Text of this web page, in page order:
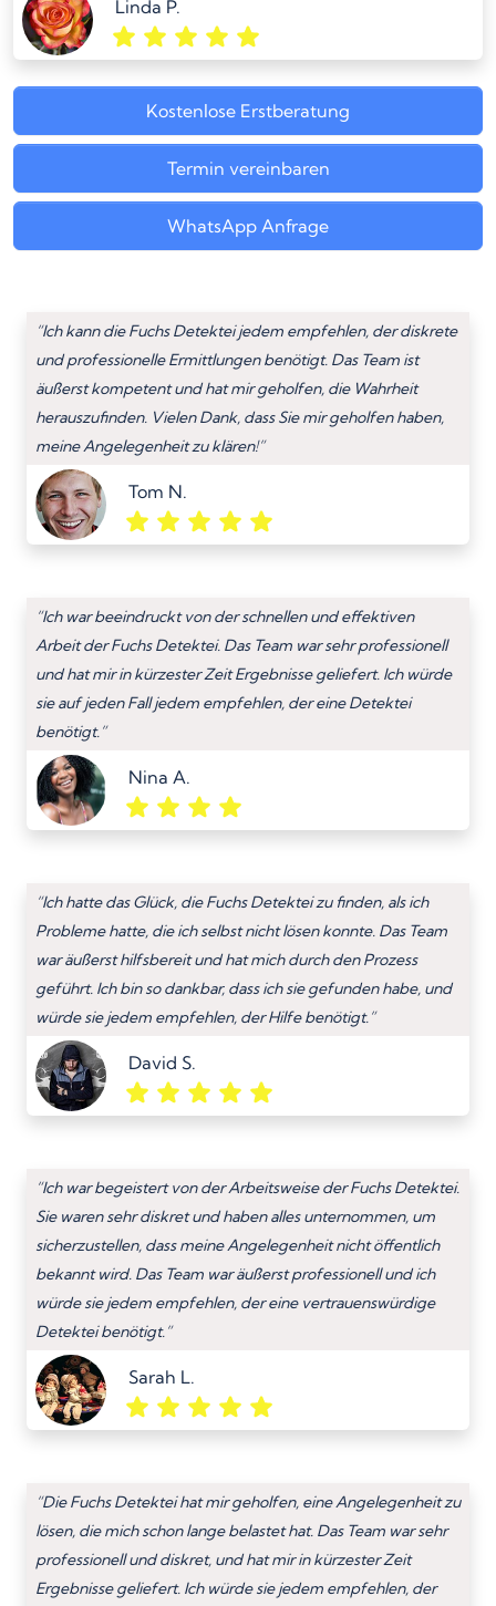
Linda P.
Kostenlose Erstberatung
Termin vereinbaren
WhatsApp Anfrage
“Ich kann die Fuchs Detektei jedem empfehlen, der diskrete
und professionelle Ermittlungen benötigt. Das Team ist
äußerst kompetent und hat mir geholfen, die Wahrheit
herauszufinden. Vielen Dank, dass Sie mir geholfen haben,
meine Angelegenheit zu klären!”
Tom N.
“Ich war beeindruckt von der schnellen und effektiven
Arbeit der Fuchs Detektei. Das Team war sehr professionell
und hat mir in kürzester Zeit Ergebnisse geliefert. Ich würde
sie auf jeden Fall jedem empfehlen, der eine Detektei
benötigt.”
Nina A.
“Ich hatte das Glück, die Fuchs Detektei zu finden, als ich
Probleme hatte, die ich selbst nicht lösen konnte. Das Team
war äußerst hilfsbereit und hat mich durch den Prozess
geführt. Ich bin so dankbar, dass ich sie gefunden habe, und
würde sie jedem empfehlen, der Hilfe benötigt.”
David S.
“Ich war begeistert von der Arbeitsweise der Fuchs Detektei.
Sie waren sehr diskret und haben alles unternommen, um
sicherzustellen, dass meine Angelegenheit nicht öffentlich
bekannt wird. Das Team war äußerst professionell und ich
würde sie jedem empfehlen, der eine vertrauenswürdige
Detektei benötigt.”
Sarah L.
“Die Fuchs Detektei hat mir geholfen, eine Angelegenheit zu
lösen, die mich schon lange belastet hat. Das Team war sehr
professionell und diskret, und hat mir in kürzester Zeit
Ergebnisse geliefert. Ich würde sie jedem empfehlen, der